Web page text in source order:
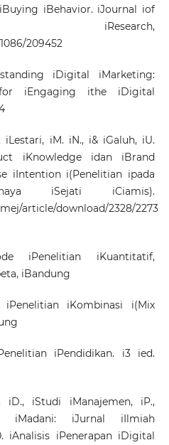
iBehavior. iJournal iof
iResearch,
209452
iDigital iMarketing:
iEngaging ithe iDigital
iLestari, iM. iN., i& iGaluh, iU.
iKnowledge idan iBrand
iIntention i(Penelitian ipada
iSejati iCiamis).
article/download/2328/2273
iPenelitian iKuantitatif,
iBandung
iPenelitian iKombinasi i(Mix
iPendidikan. i3 ied.
iD., iStudi iManajemen, iP.,
iMadani: iJurnal iIlmiah
iAnalisis iPenerapan iDigital